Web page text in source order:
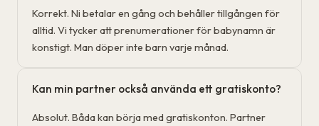
Korrekt. Ni betalar en gång och behåller tillgången för
alltid. Vi tycker att prenumerationer för babynamn är
konstigt. Man döper inte barn varje månad.
Kan min partner också använda ett gratiskonto?
Absolut. Båda kan börja med gratiskonton. Partner